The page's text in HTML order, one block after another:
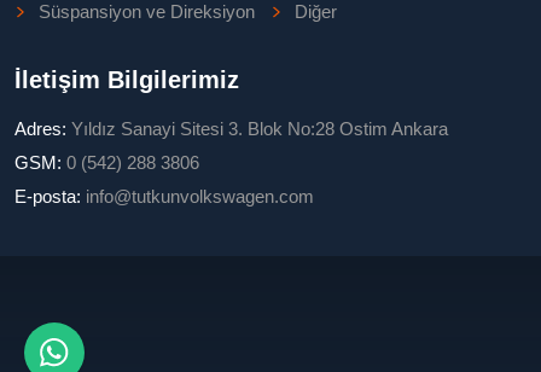
Süspansiyon ve Direksiyon
Diğer
İletişim Bilgilerimiz
Adres: Yıldız Sanayi Sitesi 3. Blok No:28 Ostim Ankara
GSM: 0 (542) 288 3806
E-posta: info@tutkunvolkswagen.com